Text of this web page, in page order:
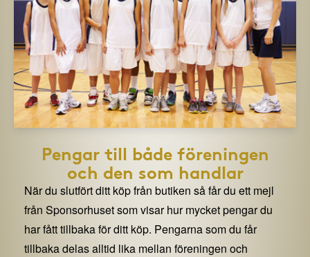
Pengar till både föreningen
och den som handlar
När du slutfört ditt köp från butiken så får du ett mejl
från Sponsorhuset som visar hur mycket pengar du
har fått tillbaka för ditt köp. Pengarna som du får
tillbaka delas alltid lika mellan föreningen och